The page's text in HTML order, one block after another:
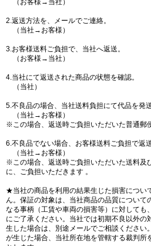
（お客様→当社）
2.返送方法を、メールでご連絡。
（当社→お客様）
3.お客様送料ご負担で、当社へ返送。
（お客様→当社）
4.当社にて返送された商品の状態を確認。
（当社）
5.不良品の場合、当社送料負担にて代品を発送
（当社→お客様）
※この場合、返送時ご負担いただいた普通郵
6.不良品でない場合、お客様送料ご負担で返
（当社→お客様）
※この場合、返送時ご負担いただいた送料及
に、ご負担いただきます 。
★当社の商品を利用の結果生じた損害につい
ん。保証の対象は、当社商品の品質について
なる事柄（工賃や車両の損害等）に対しても
にご了承ください。当社では初期不良以外の
生した場合は、別途メールでご相談ください
が生じた場合、当社所在地を管轄する裁判所